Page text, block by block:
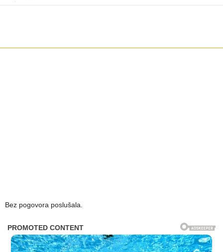
Bez pogovora poslušala.